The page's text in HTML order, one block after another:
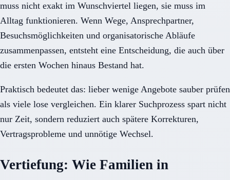
muss nicht exakt im Wunschviertel liegen, sie muss im
Alltag funktionieren. Wenn Wege, Ansprechpartner,
Besuchsmöglichkeiten und organisatorische Abläufe
zusammenpassen, entsteht eine Entscheidung, die auch über
die ersten Wochen hinaus Bestand hat.
Praktisch bedeutet das: lieber wenige Angebote sauber prüfen
als viele lose vergleichen. Ein klarer Suchprozess spart nicht
nur Zeit, sondern reduziert auch spätere Korrekturen,
Vertragsprobleme und unnötige Wechsel.
Vertiefung: Wie Familien in